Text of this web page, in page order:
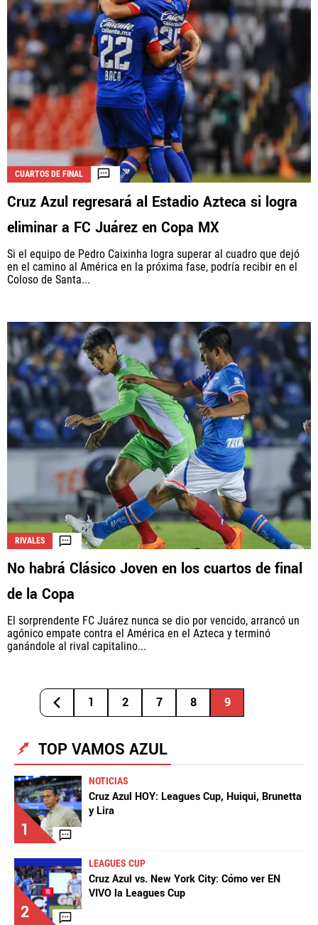
CUARTOS DE FINAL
Cruz Azul regresará al Estadio Azteca si logra
eliminar a FC Juárez en Copa MX
Si el equipo de Pedro Caixinha logra superar al cuadro que dejó
en el camino al América en la próxima fase, podría recibir en el
Coloso de Santa...
RIVALES
No habrá Clásico Joven en los cuartos de final
de la Copa
El sorprendente FC Juárez nunca se dio por vencido, arrancó un
agónico empate contra el América en el Azteca y terminó
ganándole al rival capitalino...
1 2 7 8 9
TOP VAMOS AZUL
1
NOTICIAS
Cruz Azul HOY: Leagues Cup, Huiqui, Brunetta
y Lira
2
LEAGUES CUP
Cruz Azul vs. New York City: Cómo ver EN
VIVO la Leagues Cup